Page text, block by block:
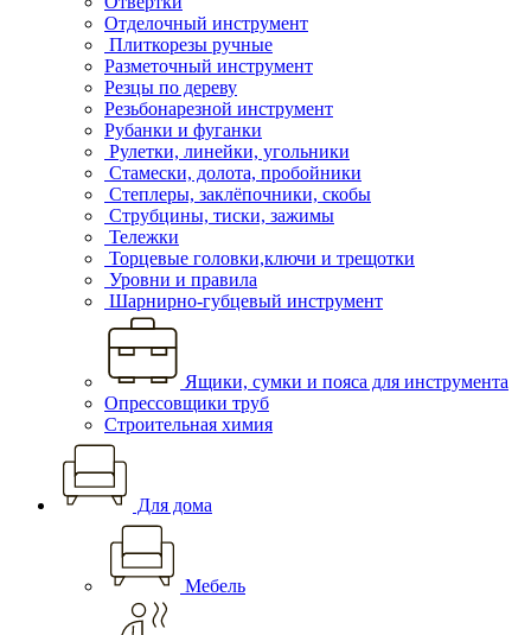
Отделочный инструмент
Плиткорезы ручные
Разметочный инструмент
Резцы по дереву
Резьбонарезной инструмент
Рубанки и фуганки
Рулетки, линейки, угольники
Стамески, долота, пробойники
Степлеры, заклёпочники, скобы
Струбцины, тиски, зажимы
Тележки
Торцевые головки,ключи и трещотки
Уровни и правила
Шарнирно-губцевый инструмент
Ящики, сумки и пояса для инструмента
Опрессовщики труб
Строительная химия
Для дома
Мебель